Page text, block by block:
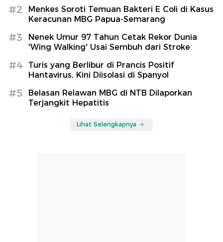
#2
Menkes Soroti Temuan Bakteri E Coli di Kasus
Keracunan MBG Papua-Semarang
#3
Nenek Umur 97 Tahun Cetak Rekor Dunia
'Wing Walking' Usai Sembuh dari Stroke
#4
Turis yang Berlibur di Prancis Positif
Hantavirus, Kini Diisolasi di Spanyol
#5
Belasan Relawan MBG di NTB Dilaporkan
Terjangkit Hepatitis
Lihat Selengkapnya